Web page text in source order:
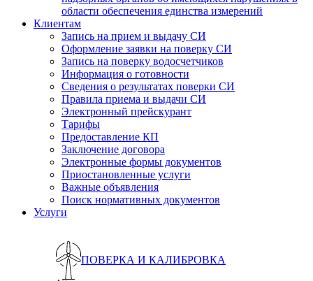
области обеспечения единства измерений
Клиентам
Запись на прием и выдачу СИ
Оформление заявки на поверку СИ
Запись на поверку водосчетчиков
Информация о готовности
Сведения о результатах поверки СИ
Правила приема и выдачи СИ
Электронный прейскурант
Тарифы
Предоставление КП
Заключение договора
Электронные формы документов
Приостановленные услуги
Важные объявления
Поиск нормативных документов
Услуги
ПОВЕРКА И КАЛИБРОВКА